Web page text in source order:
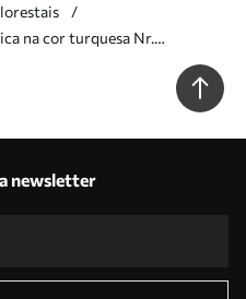
na cor turquesa Nr.
newsletter